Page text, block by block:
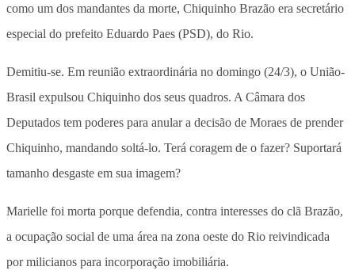
como um dos mandantes da morte, Chiquinho Brazão era secretário
especial do prefeito Eduardo Paes (PSD), do Rio.
Demitiu-se. Em reunião extraordinária no domingo (24/3), o União-
Brasil expulsou Chiquinho dos seus quadros. A Câmara dos
Deputados tem poderes para anular a decisão de Moraes de prender
Chiquinho, mandando soltá-lo. Terá coragem de o fazer? Suportará
tamanho desgaste em sua imagem?
Marielle foi morta porque defendia, contra interesses do clã Brazão,
a ocupação social de uma área na zona oeste do Rio reivindicada
por milicianos para incorporação imobiliária.